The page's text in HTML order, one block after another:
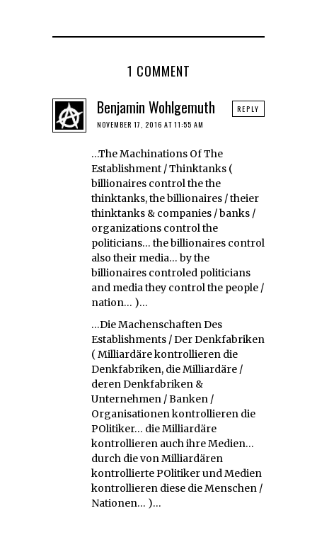
1 COMMENT
Benjamin Wohlgemuth
NOVEMBER 17, 2016 AT 11:55 AM
…The Machinations Of The
Establishment / Thinktanks (
billionaires control the the
thinktanks, the billionaires / theier
thinktanks & companies / banks /
organizations control the
politicians… the billionaires control
also their media… by the
billionaires controled politicians
and media they control the people /
nation… )…
…Die Machenschaften Des
Establishments / Der Denkfabriken
( Milliardäre kontrollieren die
Denkfabriken, die Milliardäre /
deren Denkfabriken &
Unternehmen / Banken /
Organisationen kontrollieren die
POlitiker… die Milliardäre
kontrollieren auch ihre Medien…
durch die von Milliardären
kontrollierte POlitiker und Medien
kontrollieren diese die Menschen /
Nationen… )…
REPLY